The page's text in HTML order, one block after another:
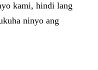
kami, hindi lang
ninyo ang